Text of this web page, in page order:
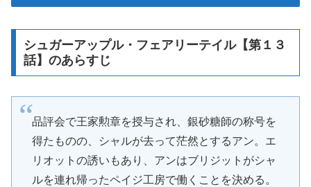
シュガーアップル・フェアリーテイル【第１３
話】のあらすじ
品評会で王家勲章を授与され、銀砂糖師の称号を
得たものの、シャルが去って茫然とするアン。エ
リオットの誘いもあり、アンはブリジットがシャ
ルを連れ帰ったペイジ工房で働くことを決める。